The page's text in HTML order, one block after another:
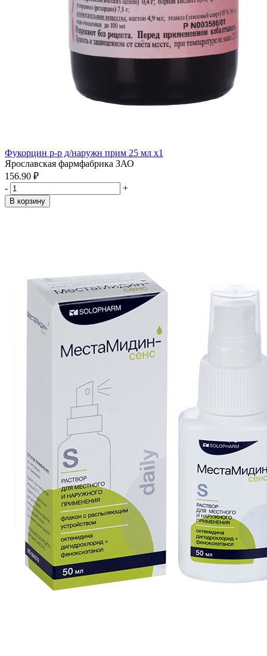
Фукорцин р-р д/наружн прим 25 мл x1
Ярославская фармфабрика ЗАО
156.90 ₽
-
+
В корзину